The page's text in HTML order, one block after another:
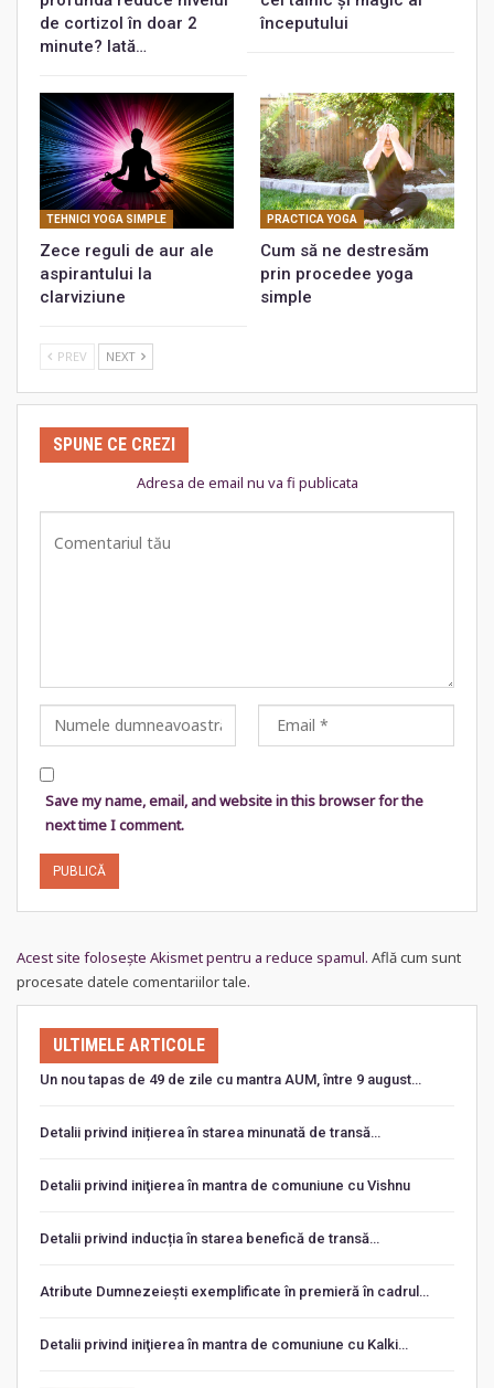
de cortizol în doar 2
minute? Iată…
începutului
TEHNICI YOGA SIMPLE
Zece reguli de aur ale
aspirantului la
clarviziune
PRACTICA YOGA
Cum să ne destresăm
prin procedee yoga
simple
PREV NEXT
SPUNE CE CREZI
Adresa de email nu va fi publicata
Save my name, email, and website in this browser for the
next time I comment.
Acest site folosește Akismet pentru a reduce spamul. Află cum sunt
procesate datele comentariilor tale.
ULTIMELE ARTICOLE
Un nou tapas de 49 de zile cu mantra AUM, între 9 august…
Detalii privind inițierea în starea minunată de transă…
Detalii privind iniţierea în mantra de comuniune cu Vishnu
Detalii privind inducția în starea benefică de transă…
Atribute Dumnezeiești exemplificate în premieră în cadrul…
Detalii privind iniţierea în mantra de comuniune cu Kalki…